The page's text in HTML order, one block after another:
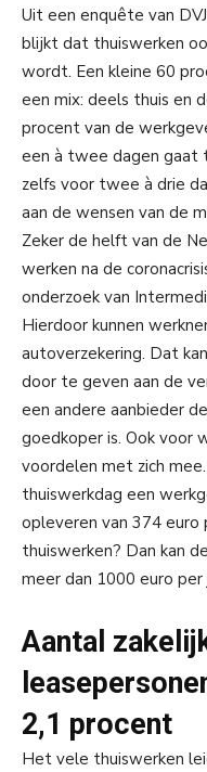
Uit een enquête van
blijkt dat thuiswerken
wordt. Een kleine 60
een mix: deels thuis en
procent van de
een à twee dagen gaat
zelfs voor twee à drie
aan de wensen van de
Zeker de helft van de
werken na de
onderzoek van
Hierdoor kunnen
autoverzekering. Dat
door te geven aan de
een andere aanbieder de
goedkoper is. Ook voor
voordelen met zich
thuiswerkdag een
opleveren van 374 euro
thuiswerken? Dan kan
meer dan 1000 euro per
Aantal
2,1 procent
Het vele thuiswerken